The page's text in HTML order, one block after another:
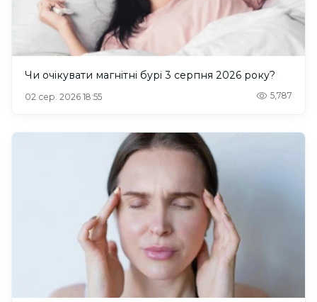
Чи очікувати магнітні бурі 3 серпня 2026 року?
02 сер. 2026 18:55 5,787